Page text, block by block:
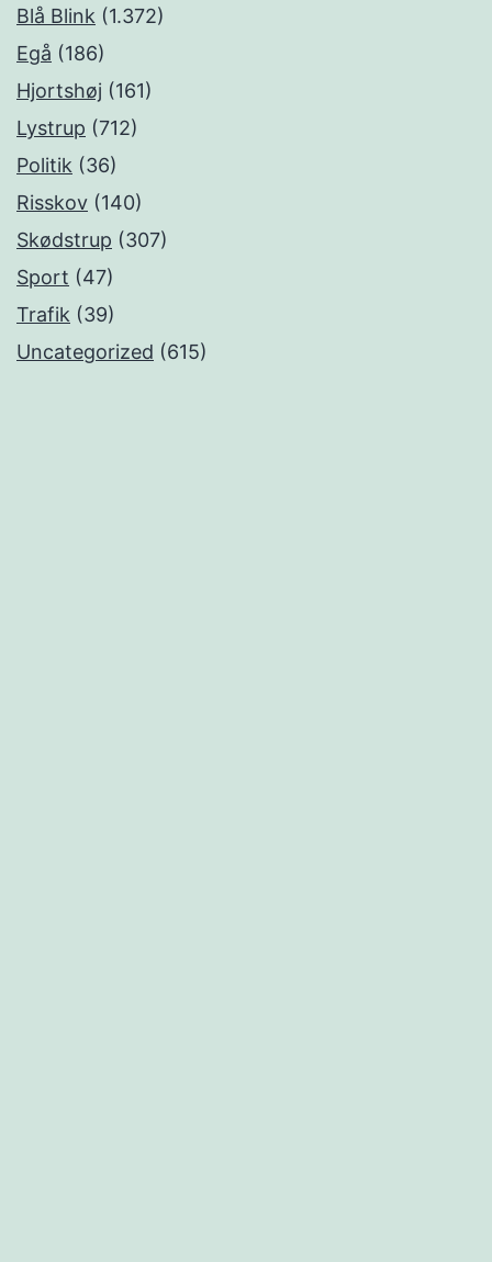
Blå Blink (1.372)
Egå (186)
Hjortshøj (161)
Lystrup (712)
Politik (36)
Risskov (140)
Skødstrup (307)
Sport (47)
Trafik (39)
Uncategorized (615)